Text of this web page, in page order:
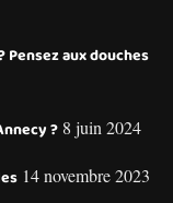
Pensez aux douches
? 8 juin 2024
14 novembre 2023